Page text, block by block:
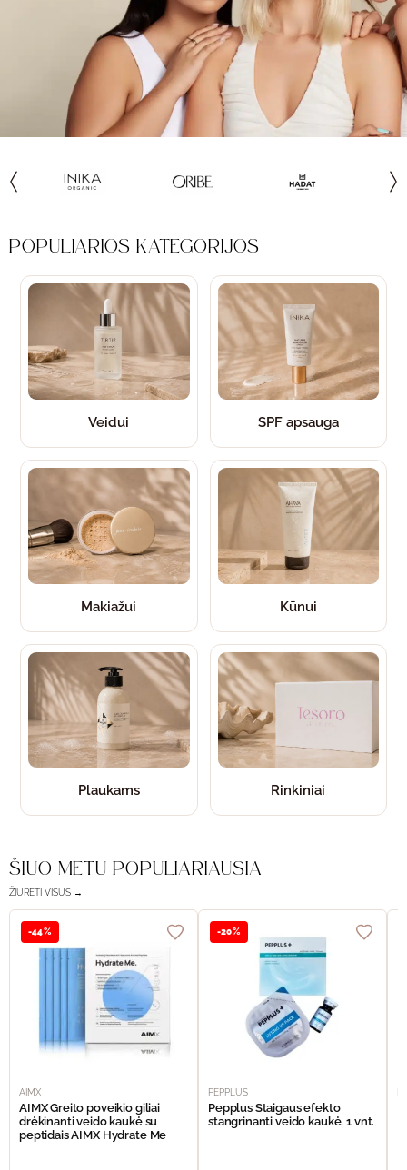
POPULIARIOS KATEGORIJOS
Veidui SPF apsauga
Makiažui Kūnui
Plaukams Rinkiniai
ŠIUO METU POPULIARIAUSIA
ŽIŪRĖTI VISUS →
-44%
AIMX
AIMX Greito poveikio giliai
drėkinanti veido kaukė su
peptidais AIMX Hydrate Me
-20%
PEPPLUS
Pepplus Staigaus efekto
stangrinanti veido kaukė, 1 vnt.